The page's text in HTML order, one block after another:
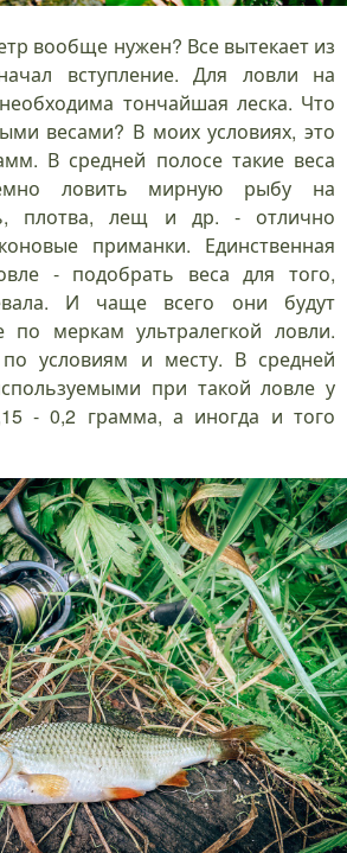
вообще нужен? Все вытекает из
вступление. Для ловли на
тончайшая леска. Что
весами? В моих условиях, это
В средней полосе такие веса
ловить мирную рыбу на
плотва, лещ и др. - отлично
приманки. Единственная
- подобрать веса для того,
И чаще всего они будут
по меркам ультралегкой ловли.
по условиям и месту. В средней
при такой ловле у
- 0,2 грамма, а иногда и того